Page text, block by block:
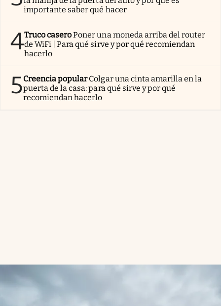
importante saber qué hacer
4Truco caseroPoner una moneda arriba del router
de WiFi | Para qué sirve y por qué recomiendan
hacerlo
5Creencia popularColgar una cinta amarilla en la
puerta de la casa: para qué sirve y por qué
recomiendan hacerlo